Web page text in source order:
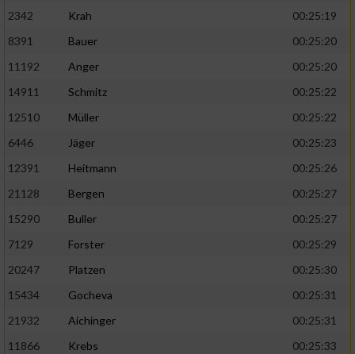
2342
Krah
00:25:19
8391
Bauer
00:25:20
11192
Anger
00:25:20
14911
Schmitz
00:25:22
12510
Müller
00:25:22
6446
Jäger
00:25:23
12391
Heitmann
00:25:26
21128
Bergen
00:25:27
15290
Buller
00:25:27
7129
Forster
00:25:29
20247
Platzen
00:25:30
15434
Gocheva
00:25:31
21932
Aichinger
00:25:31
11866
Krebs
00:25:33